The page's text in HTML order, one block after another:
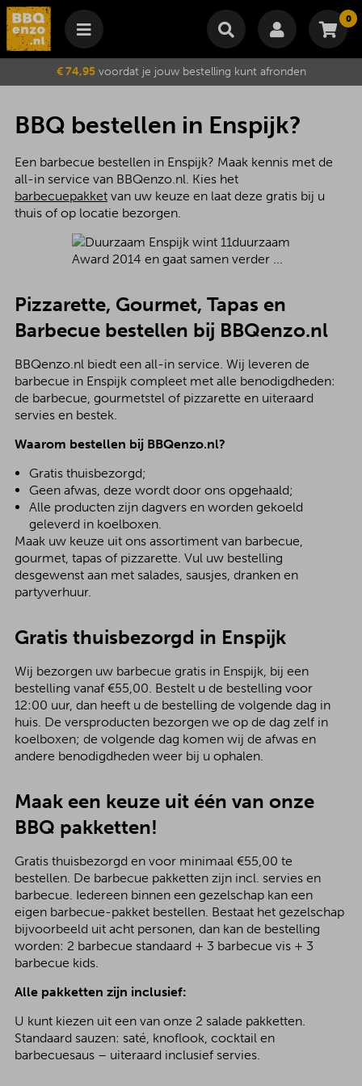
0
Winkelmand
Je winkelwagen is momenteel leeg.
Subtotaal €
Wijzig winkelmand Bestellen
€ 74,95voordat je jouw bestelling kunt afronden
BBQ bestellen in Enspijk?
Een barbecue bestellen in Enspijk? Maak kennis met de
all-in service van BBQenzo.nl. Kies het
barbecuepakketvan uw keuze en laat deze gratis bij u
thuis of op locatie bezorgen.
Pizzarette, Gourmet, Tapas en
Barbecue bestellen bij BBQenzo.nl
BBQenzo.nl biedt een all-in service. Wij leveren de
barbecue in Enspijk compleet met alle benodigdheden:
de barbecue, gourmetstel of pizzarette en uiteraard
servies en bestek.
Waarom bestellen bij BBQenzo.nl?
Gratis thuisbezorgd;
Geen afwas, deze wordt door ons opgehaald;
Alle producten zijn dagvers en worden gekoeld
geleverd in koelboxen.
Maak uw keuze uit ons assortiment van barbecue,
gourmet, tapas of pizzarette. Vul uw bestelling
desgewenst aan met salades, sausjes, dranken en
partyverhuur.
Gratis thuisbezorgd in Enspijk
Wij bezorgen uw barbecue gratis in Enspijk, bij een
bestelling vanaf €55,00. Bestelt u de bestelling voor
12:00 uur, dan heeft u de bestelling de volgende dag in
huis. De versproducten bezorgen we op de dag zelf in
koelboxen; de volgende dag komen wij de afwas en
andere benodigdheden weer bij u ophalen.
Maak een keuze uit één van onze
BBQ pakketten!
Gratis thuisbezorgd en voor minimaal €55,00 te
bestellen. De barbecue pakketten zijn incl. servies en
barbecue. Iedereen binnen een gezelschap kan een
eigen barbecue-pakket bestellen. Bestaat het gezelschap
bijvoorbeeld uit acht personen, dan kan de bestelling
worden: 2 barbecue standaard + 3 barbecue vis + 3
barbecue kids.
Alle pakketten zijn inclusief:
U kunt kiezen uit een van onze 2 salade pakketten.
Standaard sauzen: saté, knoflook, cocktail en
barbecuesaus – uiteraard inclusief servies.